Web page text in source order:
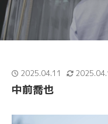
2025.04.11
中前喬也